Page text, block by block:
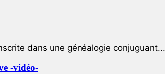
dans une généalogie conjuguant...
-vidéo-